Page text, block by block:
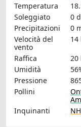
Temperatura
Soleggiato
0
Precipitazioni
0
Velocità del
vento
14
Raffica
20
Umidità
Pressione
Pollini
Inquinanti
NH